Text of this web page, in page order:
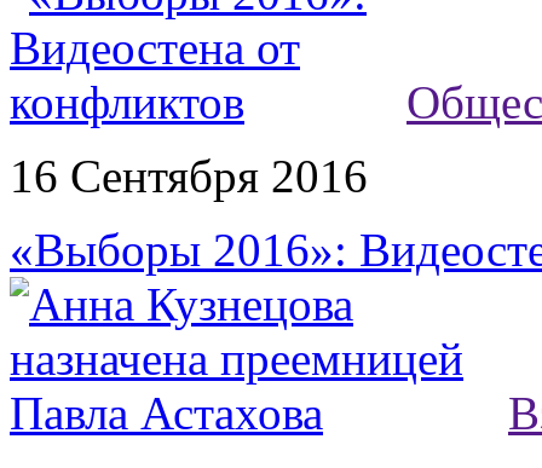
16 Сентября 2016
«Выборы 2016»: